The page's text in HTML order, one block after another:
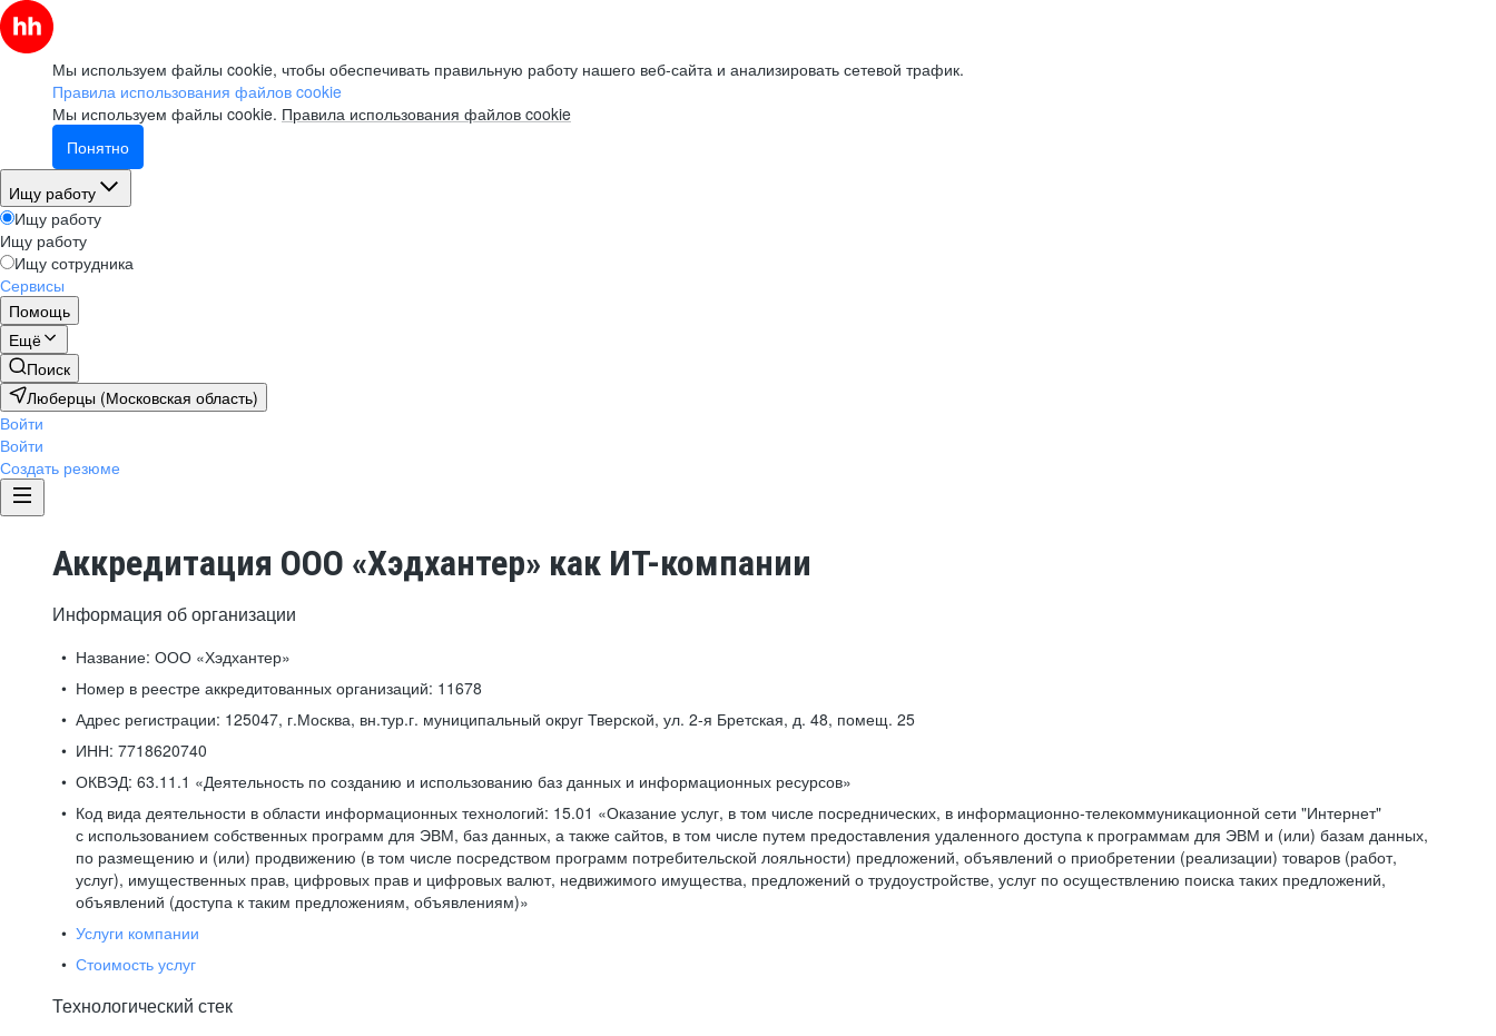
Мы используем файлы cookie, чтобы обеспечивать правильную работу нашего веб-сайта и анализировать сетевой трафик.
Правила использования файлов cookie
Мы используем файлы cookie. Правила использования файлов cookie
Понятно
Ищу работу
Ищу работу
Ищу работу
Ищу сотрудника
Сервисы
Помощь
Ещё
Поиск
Люберцы (Московская область)
Войти
Войти
Создать резюме
Аккредитация ООО «Хэдхантер» как ИТ-компании
Информация об организации
Название: ООО «Хэдхантер»
Номер в реестре аккредитованных организаций: 11678
Адрес регистрации: 125047, г.Москва, вн.тур.г. муниципальный округ Тверской, ул. 2-я Бретская, д. 48, помещ. 25
ИНН: 7718620740
ОКВЭД: 63.11.1 «Деятельность по созданию и использованию баз данных и информационных ресурсов»
Код вида деятельности в области информационных технологий: 15.01 «Оказание услуг, в том числе посреднических, в информационно-телекоммуникационной сети "Интернет"
с использованием собственных программ для ЭВМ, баз данных, а также сайтов, в том числе путем предоставления удаленного доступа к программам для ЭВМ и (или) базам данных,
по размещению и (или) продвижению (в том числе посредством программ потребительской лояльности) предложений, объявлений о приобретении (реализации) товаров (работ,
услуг), имущественных прав, цифровых прав и цифровых валют, недвижимого имущества, предложений о трудоустройстве, услуг по осуществлению поиска таких предложений,
объявлений (доступа к таким предложениям, объявлениям)»
Услуги компании
Стоимость услуг
Технологический стек